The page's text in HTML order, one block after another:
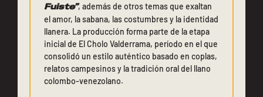
Fuiste”, además de otros temas que exaltan
el amor, la sabana, las costumbres y la identidad
llanera. La producción forma parte de la etapa
inicial de El Cholo Valderrama, período en el que
consolidó un estilo auténtico basado en coplas,
relatos campesinos y la tradición oral del llano
colombo-venezolano.